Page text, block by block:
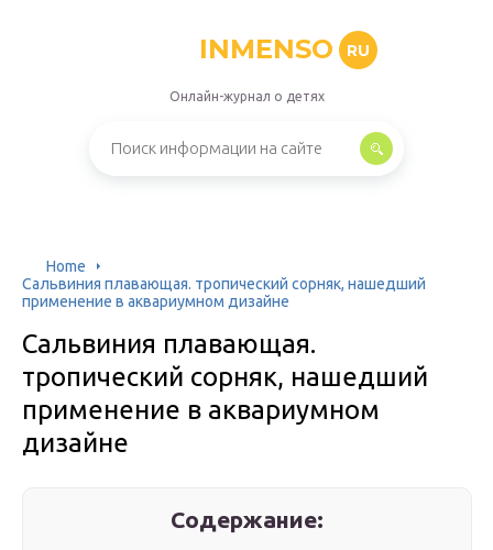
INMENSO RU
Онлайн-журнал о детях
Home
Сальвиния плавающая. тропический сорняк, нашедший
применение в аквариумном дизайне
Сальвиния плавающая.
тропический сорняк, нашедший
применение в аквариумном
дизайне
Содержание: